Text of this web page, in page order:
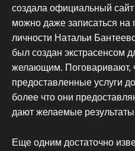
создала официальный сайт
можно даже записаться на
личности Натальи
был создан экстрасенсом
желающим. Поговаривают,
предоставленные услуги
более что они
дают желаемые
Еще одним достаточно